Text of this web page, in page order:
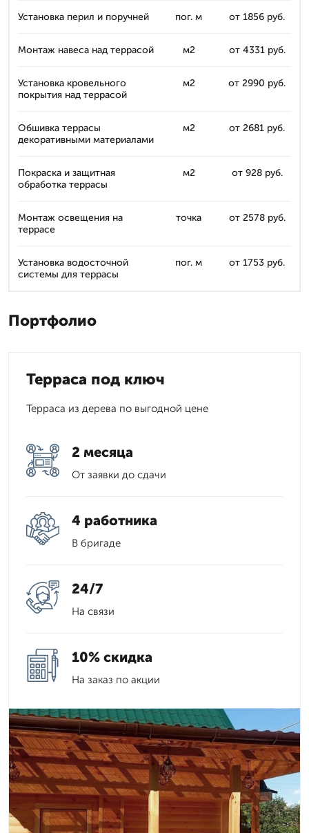
Установка перил и поручней пог. м от 1856 руб.
Монтаж навеса над террасой м2 от 4331 руб.
Установка кровельного
покрытия над террасой
м2 от 2990 руб.
Обшивка террасы
декоративными материалами
м2 от 2681 руб.
Покраска и защитная
обработка террасы
м2 от 928 руб.
Монтаж освещения на
террасе
точка от 2578 руб.
Установка водосточной
системы для террасы
пог. м от 1753 руб.
Портфолио
Терраса под ключ
Терраса из дерева по выгодной цене
2 месяца
От заявки до сдачи
4 работника
В бригаде
24/7
На связи
10% скидка
На заказ по акции